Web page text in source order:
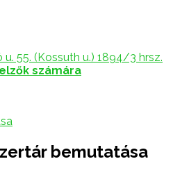
55. (Kossuth u.) 1894/3 hrsz.
számára
bemutatása